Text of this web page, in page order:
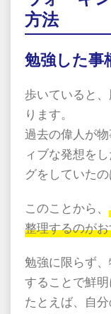
方法
勉強した事
歩いていると
ります。
過去の偉人が
ィブな発想を
グをしていた
このことから、
整理するのが
勉強に限らず
することで鮮明
たとえば、自